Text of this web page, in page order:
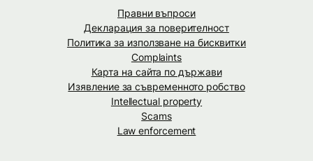
Правни въпроси
Декларация за поверителност
Политика за използване на бисквитки
Complaints
Карта на сайта по държави
Изявление за съвременното робство
Intellectual property
Scams
Law enforcement